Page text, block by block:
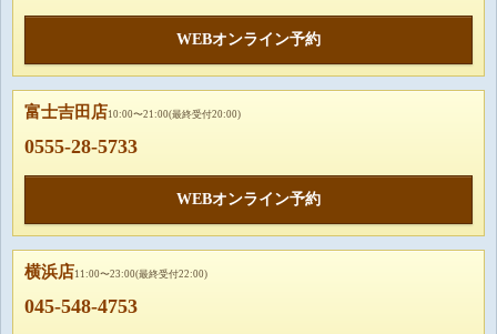
WEBオンライン予約
富士吉田店10:00〜21:00(最終受付20:00)
0555-28-5733
WEBオンライン予約
横浜店11:00〜23:00(最終受付22:00)
045-548-4753